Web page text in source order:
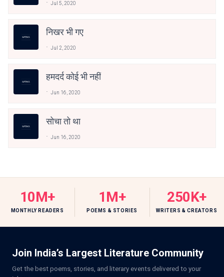
Jul 5, 2020
निखर भी गए
Jul 2, 2020
हमदर्द कोई भी नहीं
Jun 16, 2020
सोचा तो था
Jun 16, 2020
10M+
MONTHLY READERS
1M+
POEMS & STORIES
250K+
WRITERS & CREATORS
Join India’s Largest Literature Community
Get the best poems, stories, and literary events delivered to your